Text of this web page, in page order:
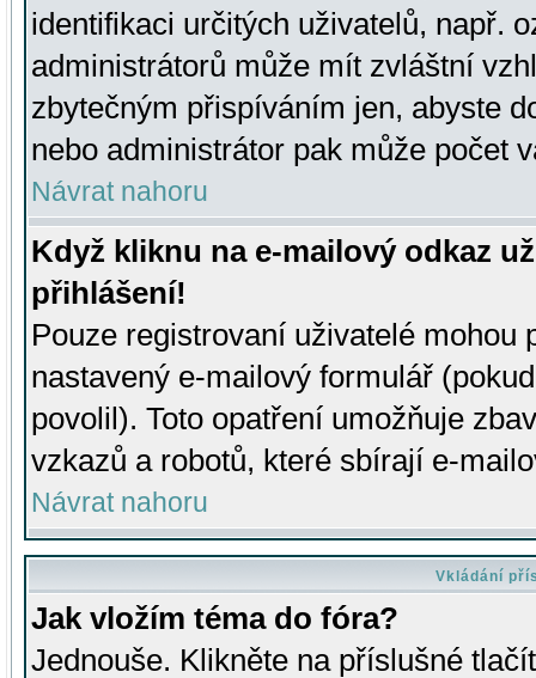
identifikaci určitých uživatelů, např.
administrátorů může mít zvláštní
zbytečným přispíváním jen, abyste
nebo administrátor pak může počet
Návrat nahoru
Když kliknu na e-mailový odkaz
přihlášení!
Pouze registrovaní uživatelé mohou
nastavený e-mailový formulář
povolil). Toto opatření umožňuje
vzkazů a robotů, které sbírají e-
Návrat nahoru
Vkládání
Jak vložím téma do fóra?
Jednouše. Klikněte na příslušné